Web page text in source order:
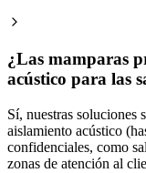
¿Las mamparas
acústico para las
Sí, nuestras soluciones
aislamiento acústico
confidenciales, como
zonas de atención al